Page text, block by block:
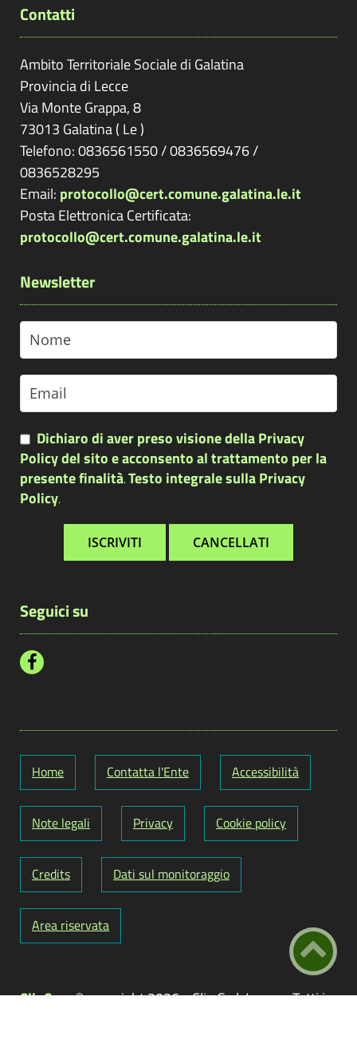
Contatti
Ambito Territoriale Sociale di Galatina
Provincia di Lecce
Via Monte Grappa, 8
73013 Galatina( Le)
Telefono: 0836561550 / 0836569476 /
0836528295
Email: protocollo@cert.comune.galatina.le.it
Posta Elettronica Certificata:
protocollo@cert.comune.galatina.le.it
Newsletter
Dichiaro di aver preso visione della Privacy
Policy del sito e acconsento al trattamento per la
presente finalità.Testo integrale sulla Privacy
Policy.
Seguici su
Home Contatta l'Ente Accessibilità
Note legali Privacy Cookie policy
Credits Dati sul monitoraggio
Area riservata
ClioCom© copyright 2026 - Clio S.r.l. Lecce - Tutti i